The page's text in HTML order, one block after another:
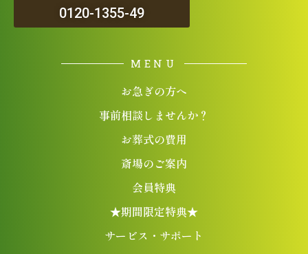
0120-1355-49
MENU
お急ぎの方へ
事前相談しませんか？
お葬式の費用
斎場のご案内
会員特典
★期間限定特典★
サービス・サポート